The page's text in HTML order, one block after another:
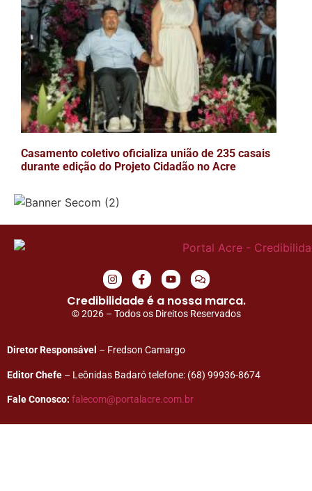
Casamento coletivo oficializa união de 235 casais
durante edição do Projeto Cidadão no Acre
Credibilidade é a nossa marca.
© 2026 – Todos os Direitos Reservados
Diretor Responsável – Fredson Camargo
Editor Chefe – Leônidas Badaró telefone: (68) 99936-8674
Fale Conosco: falecom@portalacre.com.br